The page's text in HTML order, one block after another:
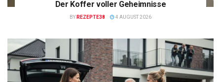
Der Koffer voller Geheimnisse
BY REZEPTE38 4 AUGUST 2026